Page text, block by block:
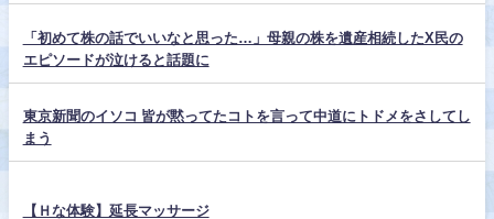
「初めて株の話でいいなと思った…」母親の株を遺産相続したX民の
エピソードが泣けると話題に
東京新聞のイソコ 皆が黙ってたコトを言って中道にトドメをさしてし
まう
【Ｈな体験】延長マッサージ